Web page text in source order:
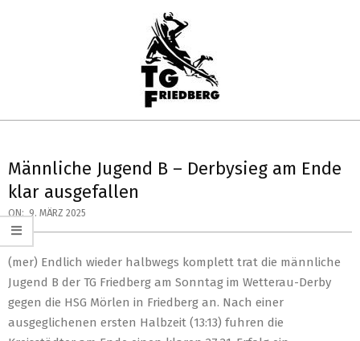
TG
HANDBALL
Menu
Männliche Jugend B – Derbysieg am Ende
klar ausgefallen
ON: 9. MÄRZ 2025
(mer) Endlich wieder halbwegs komplett trat die männliche
Jugend B der TG Friedberg am Sonntag im Wetterau-Derby
gegen die HSG Mörlen in Friedberg an. Nach einer
ausgeglichenen ersten Halbzeit (13:13) fuhren die